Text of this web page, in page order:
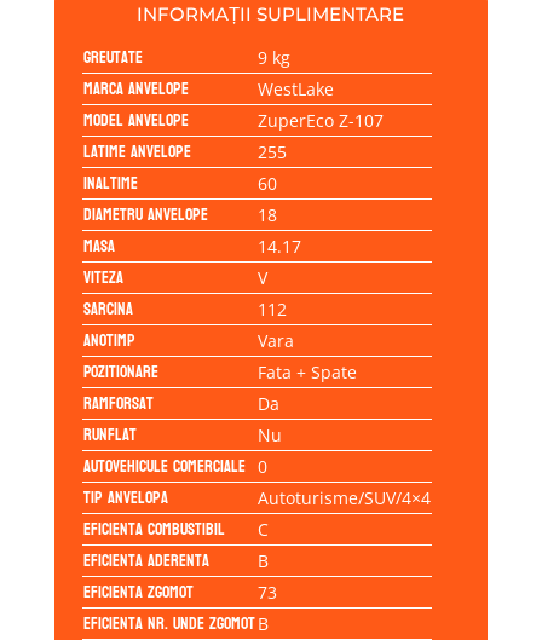
INFORMAȚII SUPLIMENTARE
Greutate 9 kg
Marca anvelope WestLake
Model anvelope ZuperEco Z-107
Latime anvelope 255
Inaltime 60
Diametru anvelope 18
Masa 14.17
Viteza V
Sarcina 112
Anotimp Vara
Pozitionare Fata + Spate
Ramforsat Da
Runflat Nu
Autovehicule comerciale 0
Tip anvelopa Autoturisme/SUV/4×4
Eficienta Combustibil C
Eficienta Aderenta B
Eficienta Zgomot 73
Eficienta Nr. Unde ZgomotB